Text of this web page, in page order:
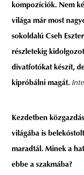
kompozíciók. Nem
világa már most
sokoldalú Cseh
részletekig
divatfotókat készít,
kipróbálni magát.
Kezdetben
világába is
maradtál. Minek a
ebbe a szakmába?